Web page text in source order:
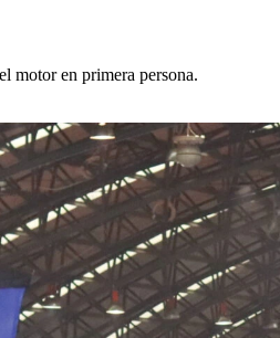
motor en primera persona.